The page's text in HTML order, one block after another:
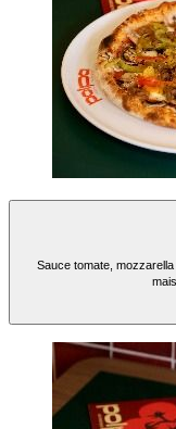
Sauce tomate,